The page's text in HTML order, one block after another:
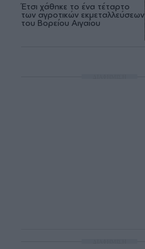
Έτσι χάθηκε το ένα τέταρτο
των αγροτικών εκμεταλλεύσεων
του Βορείου Αιγαίου